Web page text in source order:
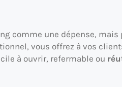
comme une dépense,
vous offrez à vos
à ouvrir, refermable ou